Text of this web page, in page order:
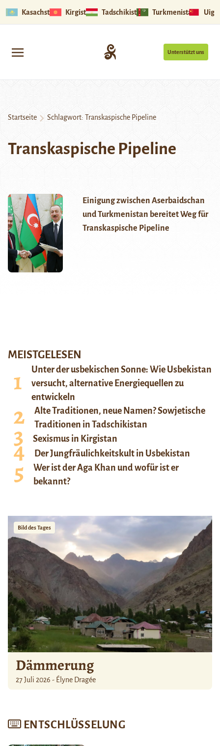
Kasachstan Kirgistan Tadschikistan Turkmenistan
Unterstützt uns
Startseite Schlagwort: Transkaspische Pipeline
Transkaspische Pipeline
Einigung zwischen Aserbaidschan
und Turkmenistan bereitet Weg für
Transkaspische Pipeline
MEISTGELESEN
Unter der usbekischen Sonne: Wie Usbekistan
versucht, alternative Energiequellen zu
entwickeln
Alte Traditionen, neue Namen? Sowjetische
Traditionen in Tadschikistan
Sexismus in Kirgistan
Der Jungfräulichkeitskult in Usbekistan
Wer ist der Aga Khan und wofür ist er
bekannt?
Bild des Tages
Dämmerung
27 Juli 2026 - Élyne Dragée
ENTSCHLÜSSELUNG